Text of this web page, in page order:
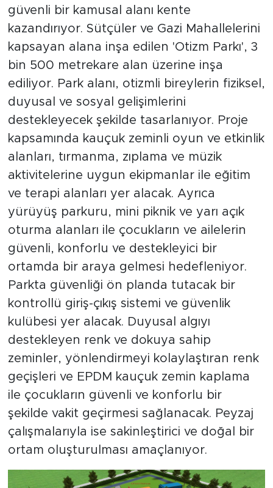
güvenli bir kamusal alanı kente
kazandırıyor. Sütçüler ve Gazi Mahallelerini
kapsayan alana inşa edilen 'Otizm Parkı', 3
bin 500 metrekare alan üzerine inşa
ediliyor. Park alanı, otizmli bireylerin fiziksel,
duyusal ve sosyal gelişimlerini
destekleyecek şekilde tasarlanıyor. Proje
kapsamında kauçuk zeminli oyun ve etkinlik
alanları, tırmanma, zıplama ve müzik
aktivitelerine uygun ekipmanlar ile eğitim
ve terapi alanları yer alacak. Ayrıca
yürüyüş parkuru, mini piknik ve yarı açık
oturma alanları ile çocukların ve ailelerin
güvenli, konforlu ve destekleyici bir
ortamda bir araya gelmesi hedefleniyor.
Parkta güvenliği ön planda tutacak bir
kontrollü giriş-çıkış sistemi ve güvenlik
kulübesi yer alacak. Duyusal algıyı
destekleyen renk ve dokuya sahip
zeminler, yönlendirmeyi kolaylaştıran renk
geçişleri ve EPDM kauçuk zemin kaplama
ile çocukların güvenli ve konforlu bir
şekilde vakit geçirmesi sağlanacak. Peyzaj
çalışmalarıyla ise sakinleştirici ve doğal bir
ortam oluşturulması amaçlanıyor.